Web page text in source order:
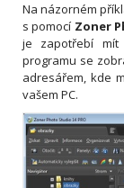
Na názorném
s pomocí Zoner
je zapotřebí mít
programu se
adresářem, kde
vašem PC.